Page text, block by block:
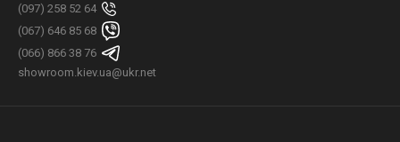
(097) 258 52 64
(067) 646 85 68
(066) 866 38 76
showroom.kiev.ua@ukr.net